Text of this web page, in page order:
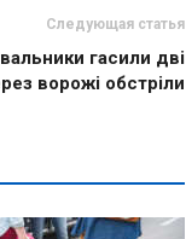
Следующая статья
гасили дві
ворожі обстріли